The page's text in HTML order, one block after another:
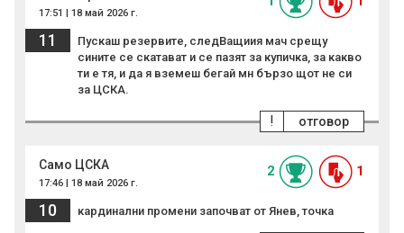
17:51 | 18 май 2026 г.
11
Пускаш резервите, следВащиия мач срещу
сините се скатават и се пазят за купичка, за какво
ти е тя, и да я вземеш бегай мн бързо щот не си
за ЦСКА.
отговор
!
Само ЦСКА
17:46 | 18 май 2026 г.
2 1
10 кардинални промени започват от Янев, точка